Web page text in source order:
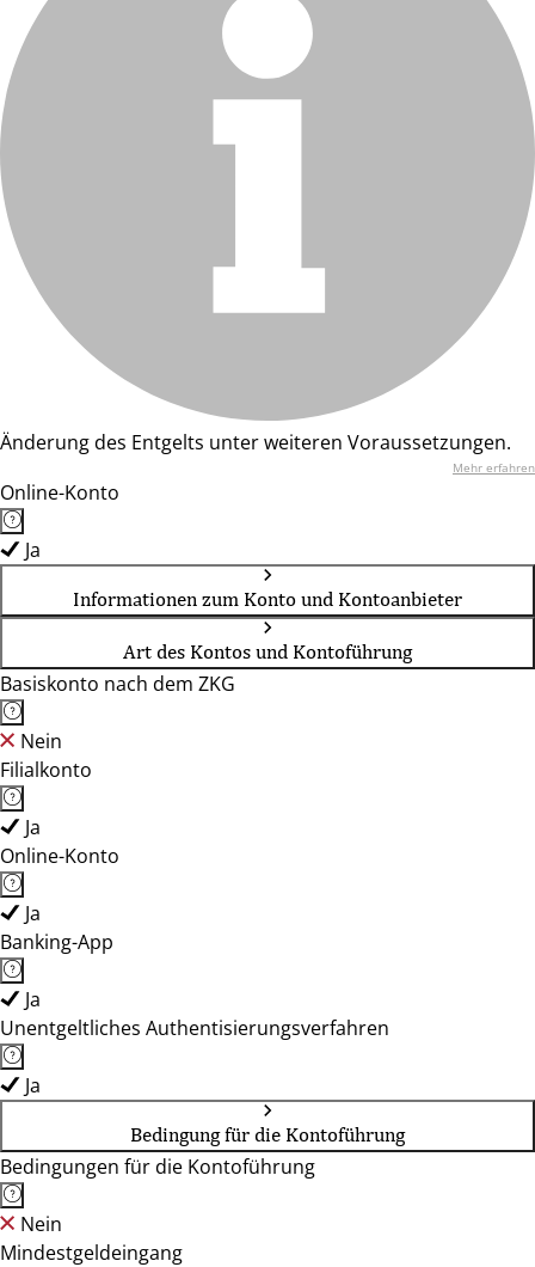
Änderung des Entgelts unter weiteren Voraussetzungen.
Mehr erfahren
Online-Konto
Ja
Informationen zum Konto und Kontoanbieter
Art des Kontos und Kontoführung
Basiskonto nach dem ZKG
Nein
Filialkonto
Ja
Online-Konto
Ja
Banking-App
Ja
Unentgeltliches Authentisierungsverfahren
Ja
Bedingung für die Kontoführung
Bedingungen für die Kontoführung
Nein
Mindestgeldeingang